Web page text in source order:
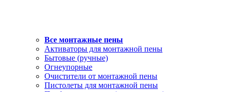
Все монтажные пены
Активаторы для монтажной пены
Бытовые (ручные)
Огнеупорные
Очистители от монтажной пены
Пистолеты для монтажной пены